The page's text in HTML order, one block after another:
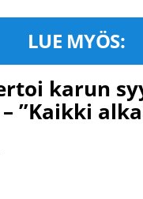
LUE MYÖS:
karun
”Kaikki